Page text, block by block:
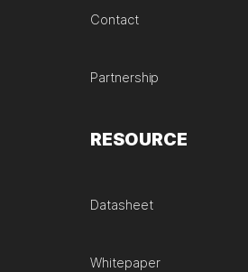
Contact
Partnership
RESOURCE
Datasheet
Whitepaper